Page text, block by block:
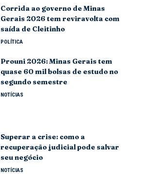
Corrida ao governo de Minas
Gerais 2026 tem reviravolta com
saída de Cleitinho
POLÍTICA
Prouni 2026: Minas Gerais tem
quase 60 mil bolsas de estudo no
segundo semestre
NOTÍCIAS
Superar a crise: como a
recuperação judicial pode salvar
seu negócio
NOTÍCIAS